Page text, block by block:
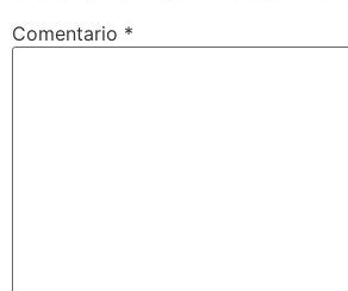
Comentario *